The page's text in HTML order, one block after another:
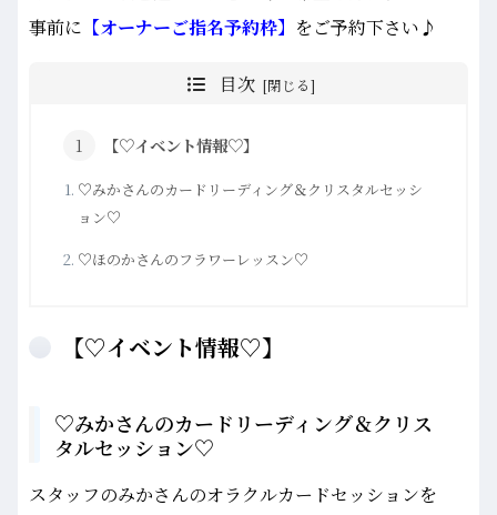
事前に 【オーナーご指名予約枠】 をご予約下さい♪
目次
【♡イベント情報♡】
♡みかさんのカードリーディング＆クリスタルセッシ
ョン♡
♡ほのかさんのフラワーレッスン♡
【♡イベント情報♡】
♡みかさんのカードリーディング＆クリス
タルセッション♡
スタッフのみかさんのオラクルカードセッションを